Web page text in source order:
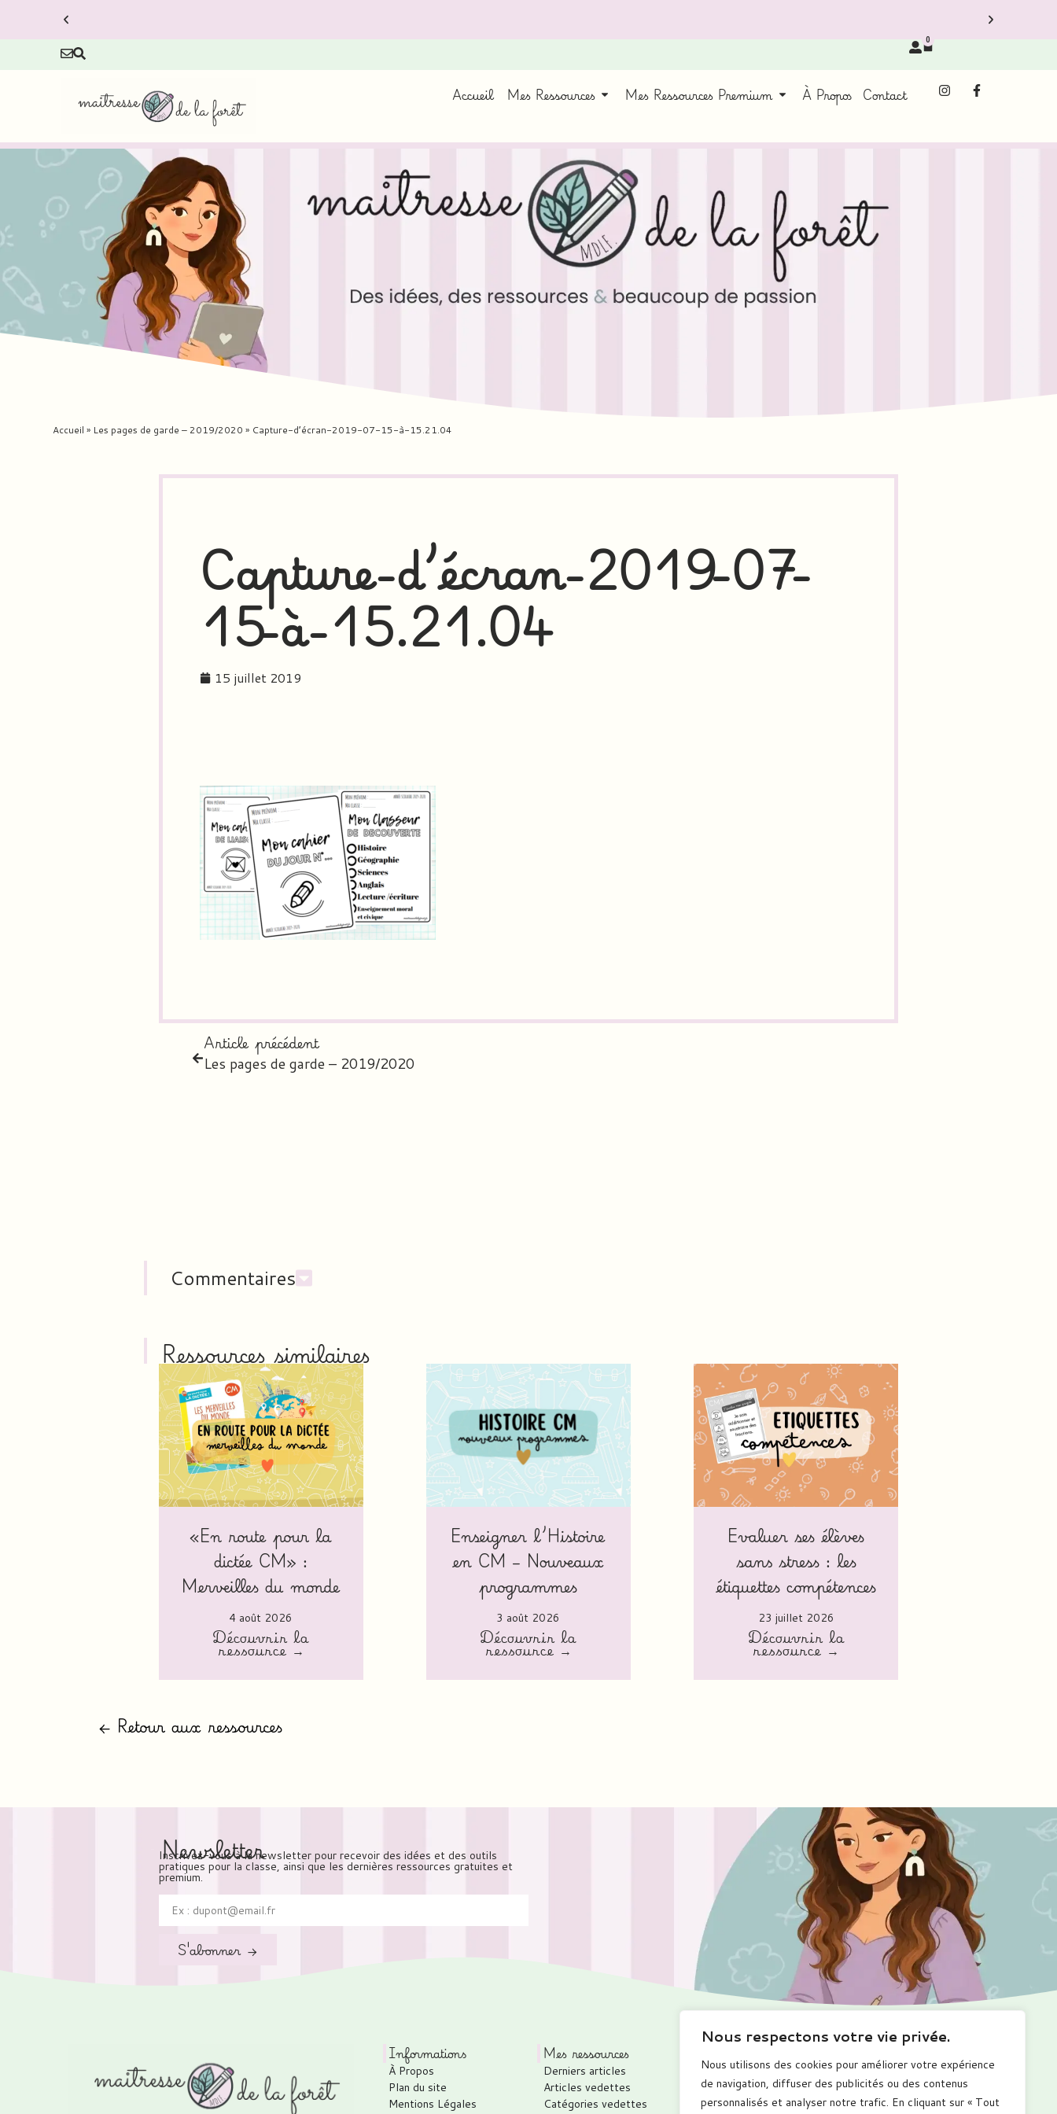
Nous respectons votre vie privée.
Nous utilisons des cookies pour améliorer votre expérience
de navigation, diffuser des publicités ou des contenus
personnalisés et analyser notre trafic. En cliquant sur « Tout
0
Accueil Mes Ressources Mes Ressources Premium À Propos Contact
Accueil » Les pages de garde – 2019/2020 » Capture-d’écran-2019-07-15-à-15.21.04
Capture-d’écran-2019-07-
15-à-15.21.04
15 juillet 2019
Article précédent
Les pages de garde – 2019/2020
Commentaires
Ressources similaires
«En route pour la
dictée CM» :
Merveilles du monde
4 août 2026
Découvrir la
ressource →
Enseigner l’Histoire
en CM – Nouveaux
programmes
3 août 2026
Découvrir la
ressource →
Evaluer ses élèves
sans stress : les
étiquettes compétences
23 juillet 2026
Découvrir la
ressource →
← Retour aux ressources
Newsletter
Inscrivez-vous à la newsletter pour recevoir des idées et des outils
pratiques pour la classe, ainsi que les dernières ressources gratuites et
premium.
S'abonner →
Informations
À Propos
Plan du site
Mentions Légales
Mes ressources
Derniers articles
Articles vedettes
Catégories vedettes
Promotions
Calendriers
Carnets numérique